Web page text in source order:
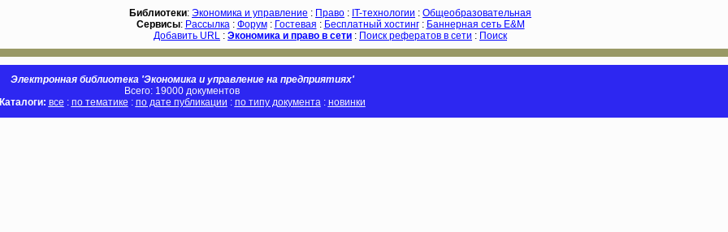
Библиотеки: Экономика и управление : Право : IT-технологии : Общеобразовательная
Сервисы: Рассылка: Форум: Гостевая : Бесплатный хостинг: Баннерная сеть E&M
Добавить URL : Экономика и право в сети : Поиск рефератов в сети : Поиск
Электронная библиотека 'Экономика и управление на предприятиях'
Всего: 19000 документов
Каталоги: все : по тематике : по дате публикации : по типу документа: новинки